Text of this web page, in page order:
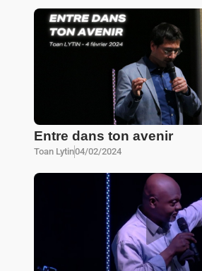
Entre dans ton avenir
Toan Lytin04/02/2024